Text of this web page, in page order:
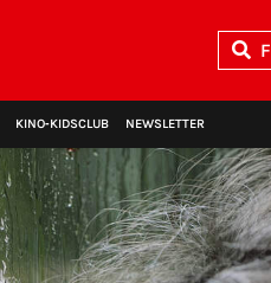
KINO‑KIDSCLUB NEWSLETTER